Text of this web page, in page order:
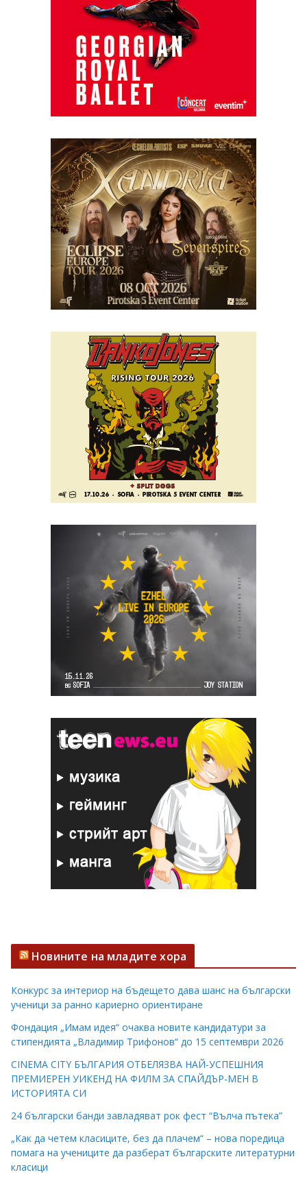
Новините на младите хора
Конкурс за интериор на бъдещето дава шанс на български
ученици за ранно кариерно ориентиране
Фондация „Имам идея“ очаква новите кандидатури за
стипендията „Владимир Трифонов“ до 15 септември 2026
CINEMA CITY БЪЛГАРИЯ ОТБЕЛЯЗВА НАЙ-УСПЕШНИЯ
ПРЕМИЕРЕН УИКЕНД НА ФИЛМ ЗА СПАЙДЪР-МЕН В
ИСТОРИЯТА СИ
24 български банди завладяват рок фест “Вълча пътека”
„Как да четем класиците, без да плачем“ – нова поредица
помага на учениците да разберат българските литературни
класици